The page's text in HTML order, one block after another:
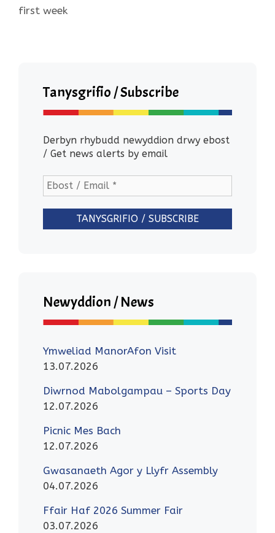
first week
Tanysgrifio / Subscribe
Derbyn rhybudd newyddion drwy ebost
/ Get news alerts by email
Newyddion / News
Ymweliad ManorAfon Visit
13.07.2026
Diwrnod Mabolgampau – Sports Day
12.07.2026
Picnic Mes Bach
12.07.2026
Gwasanaeth Agor y Llyfr Assembly
04.07.2026
Ffair Haf 2026 Summer Fair
03.07.2026